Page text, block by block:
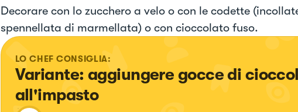
Decorare con lo zucchero a velo o con le codette
spennellata di marmellata) o con cioccolato fuso.
LO CHEF CONSIGLIA:
Variante: aggiungere gocce di
all'impasto